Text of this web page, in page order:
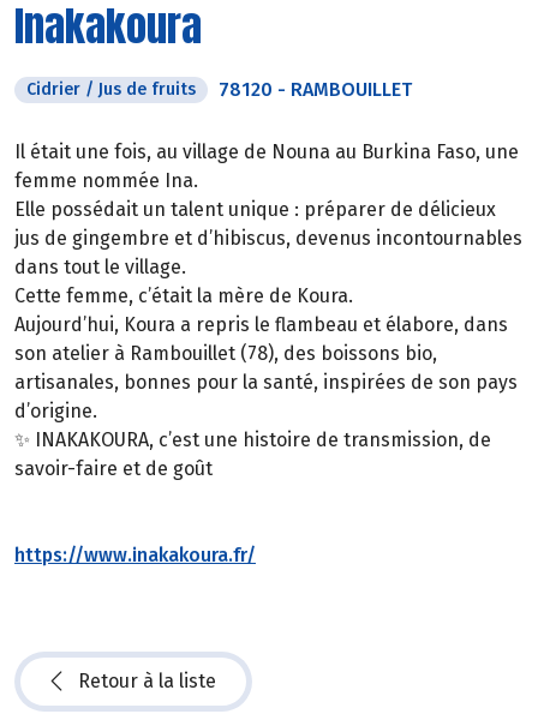
Inakakoura
Cidrier / Jus de fruits 78120 - RAMBOUILLET
Il était une fois, au village de Nouna au Burkina Faso, une
femme nommée Ina.
Elle possédait un talent unique : préparer de délicieux
jus de gingembre et d’hibiscus, devenus incontournables
dans tout le village.
Cette femme, c’était la mère de Koura.
Aujourd’hui, Koura a repris le flambeau et élabore, dans
son atelier à Rambouillet (78), des boissons bio,
artisanales, bonnes pour la santé, inspirées de son pays
d’origine.
✨ INAKAKOURA, c’est une histoire de transmission, de
savoir-faire et de goût
https://www.inakakoura.fr/
Retour à la liste